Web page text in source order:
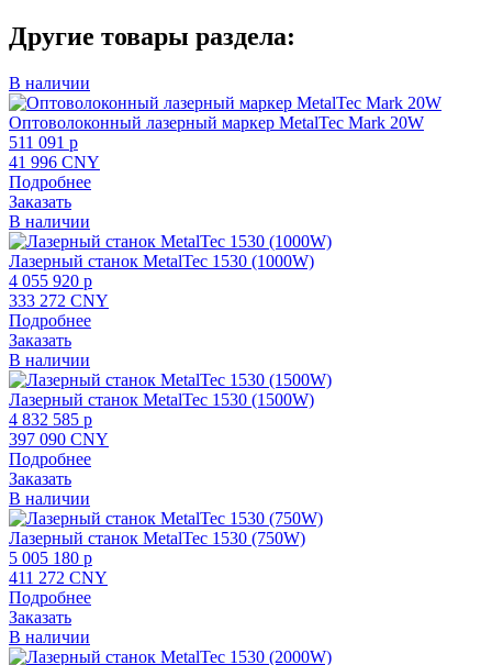
Другие товары раздела:
В наличии
Оптоволоконный лазерный маркер MetalTec Mark 20W
511 091 p
41 996 CNY
Подробнее
Заказать
В наличии
Лазерный станок MetalTec 1530 (1000W)
4 055 920 p
333 272 CNY
Подробнее
Заказать
В наличии
Лазерный станок MetalTec 1530 (1500W)
4 832 585 p
397 090 CNY
Подробнее
Заказать
В наличии
Лазерный станок MetalTec 1530 (750W)
5 005 180 p
411 272 CNY
Подробнее
Заказать
В наличии